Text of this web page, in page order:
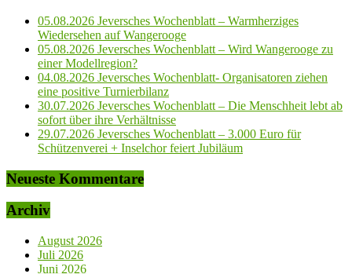
05.08.2026 Jeversches Wochenblatt – Warmherziges
Wiedersehen auf Wangerooge
05.08.2026 Jeversches Wochenblatt – Wird Wangerooge zu
einer Modellregion?
04.08.2026 Jeversches Wochenblatt- Organisatoren ziehen
eine positive Turnierbilanz
30.07.2026 Jeversches Wochenblatt – Die Menschheit lebt ab
sofort über ihre Verhältnisse
29.07.2026 Jeversches Wochenblatt – 3.000 Euro für
Schützenverei + Inselchor feiert Jubiläum
Neueste Kommentare
Archiv
August 2026
Juli 2026
Juni 2026